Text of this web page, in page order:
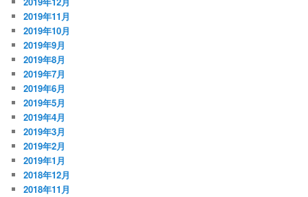
2019年11月
2019年10月
2019年9月
2019年8月
2019年7月
2019年6月
2019年5月
2019年4月
2019年3月
2019年2月
2019年1月
2018年12月
2018年11月